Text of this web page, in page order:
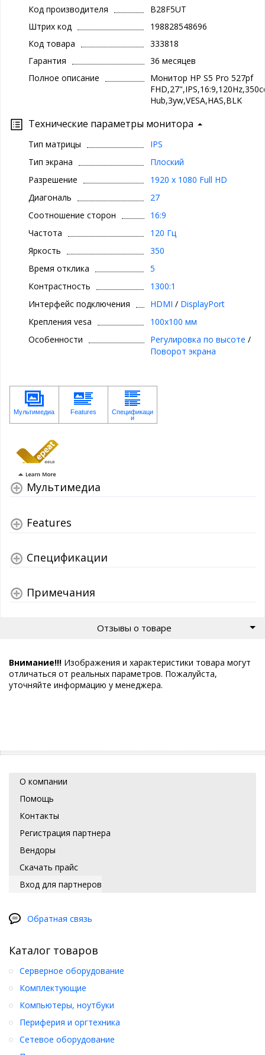
Код производителя
B28F5UT
Штрих код
198828548696
Код товара
333818
Гарантия
36 месяцев
Полное описание
Монитор HP S5 Pro 527pf
Hub,3yw,VESA,HAS,BLK
Технические параметры монитора
Тип матрицы
IPS
Тип экрана
Плоский
Разрешение
1920 x 1080 Full HD
Диагональ
27
Соотношение сторон
16:9
Частота
120 Гц
Яркость
350
Время отклика
5
Контрастность
1300:1
Интерфейс подключения
HDMI / DisplayPort
Крепления vesa
100x100 мм
Особенности
Регулировка по высоте /
Поворот экрана
Мультимедиа
Features
Спецификации
Примечания
Отзывы о товаре
Внимание!!! Изображения и характеристики товара могут
отличаться от реальных параметров. Пожалуйста,
уточняйте информацию у менеджера.
О компании
Помощь
Контакты
Регистрация партнера
Вендоры
Скачать прайс
Вход для партнеров
Обратная связь
Каталог товаров
Серверное оборудование
Комплектующие
Компьютеры, ноутбуки
Периферия и оргтехника
Сетевое оборудование